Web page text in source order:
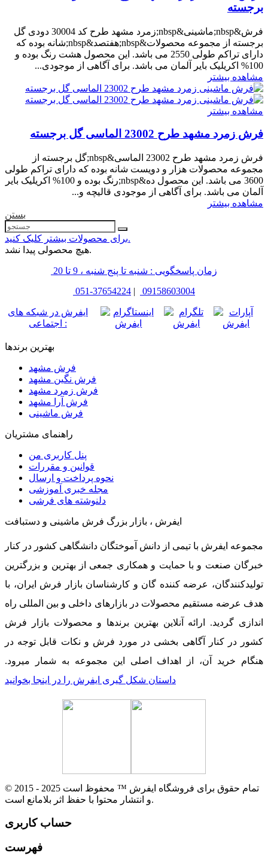
برجسته
فرش&nbsp;ماشینی&nbsp;زمرد مشهد طرح کد 30004 دودی گل
برجسته از مجموعه محصولات&nbsp;هفتصد&nbsp;شانه بوده که
دارای تراکم طولی 2550 می باشد. این محصول هشت رنگ بوده و
100% اکریلیک بایر آلمان می باشد. برای آگاهی از موجودی...
مشاهده بیشتر
مشاهده بیشتر
فرش زمرد مشهد طرح 23002 الماسی گل برجسته
فرش زمرد مشهد طرح 23002 الماسی&nbsp;گل برجسته از
مجموعه محصولات هزار و دویست شانه بوده که دارای تراکم طولی
3600 می باشد. این محصول ده&nbsp;رنگ بوده و 100% اکریلیک بایر
آلمان می باشد. برای آگاهی از موجودی قالیچه و...
مشاهده بیشتر
بستن
برای محصولات بیشتر کلیک کنید.
هیچ محصولی پیدا نشد.
زمان پاسخگویی : شنبه تا پنج شنبه ، 9 تا 20
051-37654224 | 09158603004
ایفرش در شبکه های
اجتماعی :
بهترین برندها
فرش مشهد
فرش نگین مشهد
فرش زمرد مشهد
فرش آرا مشهد
فرش ماشینی
راهنمای مشتریان
پنل کاربری من
قوانین و مقررات
نحوه پرداخت و ارسال
مجله خبری آموزشی
دلنوشته های فرشی
ایفرش ، بازار بزرگ فرش ماشینی و دستبافت
مجموعه ایفرش با تیمی از دانش آموختگان دانشگاهی کشور در کنار
خبرگان صنعت و با حمایت و همکاری جمعی از بهترین و بزرگترین
تولیدکنندگان، عرضه کننده گان و کارشناسان بازار فرش ایران، با
هدف عرضه مستقیم محصولات در بازارهای داخلی و بین المللی راه
اندازی گردید. ارائه آنلاین بهترین برندها و محصولات بازار فرش
کشور در کنار آگاهی بخشی در مورد فرش و نکات قابل توجه در
هنگام خرید آن، از اهداف اصلی این مجموعه به شمار میرود.
داستان شکل گیری ایفرش را در اینجا بخوانید
© 2015 - 2025 تمام حقوق برای فروشگاه ایفرش ™ محفوظ است
و انتشار محتوا با حفظ اثر بلامانع است.
حساب کاربری
فهرست